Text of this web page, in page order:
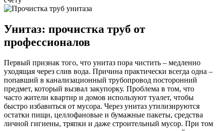
Унитаз: прочистка труб от
профессионалов
Первый признак того, что унитаз пора чистить – медленно
уходящая через слив вода. Причина практически всегда одна –
попавший в канализационный трубопровод посторонний
предмет, который вызвал закупорку. Проблема в том, что
часто жители квартир и домов используют туалет, чтобы
быстро избавиться от мусора. Через унитаз утилизируются
остатки пищи, целлофановые и бумажные пакеты, средства
личной гигиены, тряпки и даже строительный мусор. При том